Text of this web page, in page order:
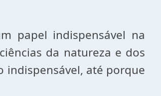
papel indispensável na
da natureza e dos
indispensável, até porque